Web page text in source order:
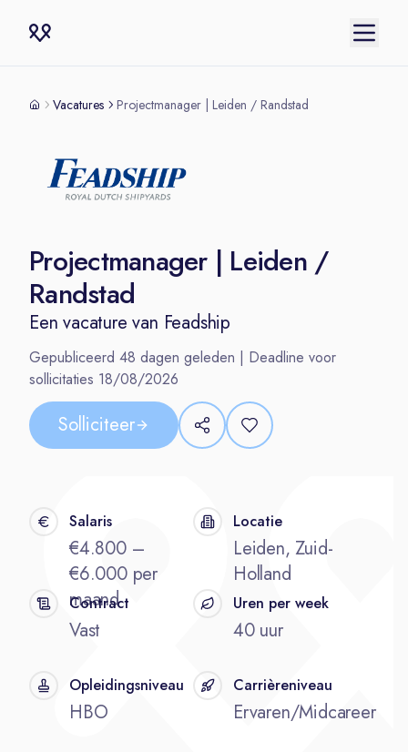
Vacatures Projectmanager | Leiden / Randstad
Projectmanager | Leiden /
Randstad
Een vacature van Feadship
Gepubliceerd 48 dagen geleden | Deadline voor
sollicitaties 18/08/2026
Solliciteer
Salaris
€4.800 –
€6.000 per
maand
Locatie
Leiden, Zuid-
Holland
Contract
Vast
Uren per week
40 uur
Opleidingsniveau
HBO
Carrièreniveau
Ervaren/Midcareer